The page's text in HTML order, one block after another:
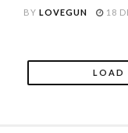
BY LOVEGUN 18
LOAD